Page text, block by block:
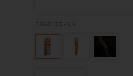
P023433 - 5.4